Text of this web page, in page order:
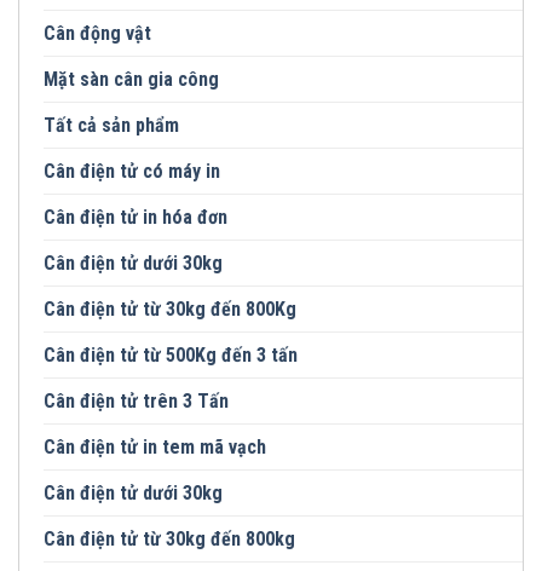
Cân động vật
Mặt sàn cân gia công
Tất cả sản phẩm
Cân điện tử có máy in
Cân điện tử in hóa đơn
Cân điện tử dưới 30kg
Cân điện tử từ 30kg đến 800Kg
Cân điện tử từ 500Kg đến 3 tấn
Cân điện tử trên 3 Tấn
Cân điện tử in tem mã vạch
Cân điện tử dưới 30kg
Cân điện tử từ 30kg đến 800kg